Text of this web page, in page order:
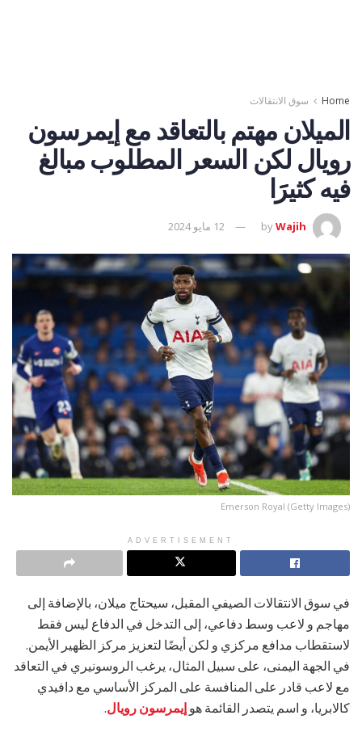
Home سوق الانتقالات
الميلان مهتم بالتعاقد مع إيمرسون
رويال لكن السعر المطلوب مبالغ
فيه كثيرََا
byWajih 12 مايو 2024
Emerson Royal (Getty Images)
ADVERTISEMENT
في سوق الانتقالات الصيفي المقبل، سيحتاج ميلان، بالإضافة إلى
مهاجم و لاعب وسط دفاعي، إلى التدخل في الدفاع ليس فقط
لاستقطاب مدافع مركزي و لكن أيضًا لتعزيز مركز الظهير الأيمن.
في الجهة اليمنى، على سبيل المثال، يرغب الروسونيري في التعاقد
مع لاعب قادر على المنافسة على المركز الأساسي مع دافيدي
كالابريا، و اسم يتصدر القائمة هو إيمرسون رويال.